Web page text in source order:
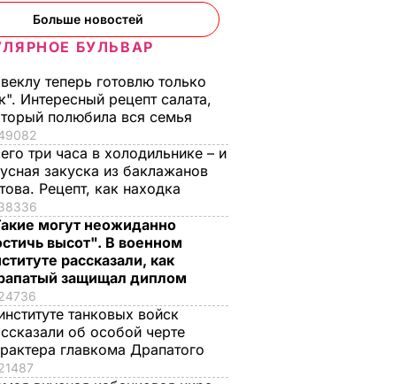
в
в
Больше новостей
БУЛЬВАР
теперь готовлю только
Интересный рецепт салата,
полюбила вся семья
три часа в холодильнике – и
закуска из баклажанов
Рецепт, как находка
могут неожиданно
высот". В военном
рассказали, как
защищал диплом
танковых войск
об особой черте
главкома Драпатого